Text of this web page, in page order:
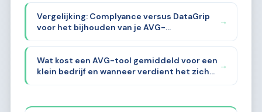
Vergelijking: Complyance versus DataGrip
voor het bijhouden van je AVG-
documentatie
→
Wat kost een AVG-tool gemiddeld voor een
klein bedrijf en wanneer verdient het zich
terug?
→